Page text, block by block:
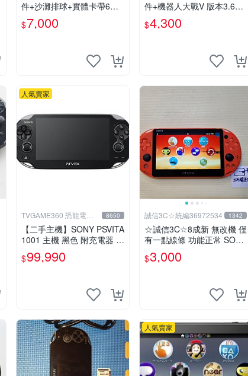
件+沙灘排球+實體卡帶6張
保修一年 品質有保障
$7,000
件+機器人大戰V 版本3.69 P
$4,300
人氣賣家
TVGAME360 恐龍電玩- 8650
【二手主機】SONY PSVITA
1001 主機 黑色 附充電器 U
SB傳輸線 PS VITA PSV【台
中恐龍電玩】
$99,990
誠信3C☆統編36972534 1342
☆誠信3C☆8成新 無改機 僅
有一點線條 功能正常 SONY
PSV VITA 主機 2000 型 二
手功能正常 賣3千 也可用各
$3,000
人氣賣家